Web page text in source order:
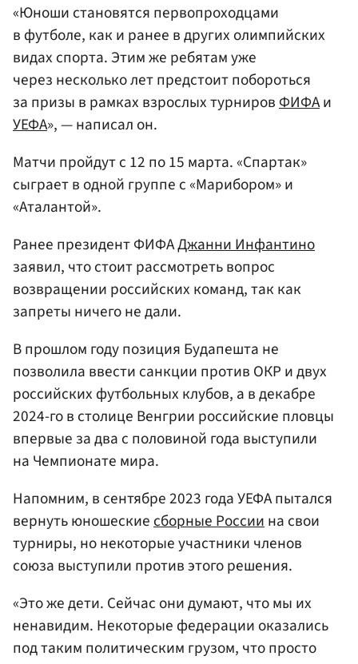
«Юноши становятся первопроходцами
в футболе, как и ранее в других олимпийских
видах спорта. Этим же ребятам уже
через несколько лет предстоит побороться
за призы в рамках взрослых турниров ФИФАи
УЕФА», — написал он.
Матчи пройдут с 12 по 15 марта. «Спартак»
сыграет в одной группе с «Марибором» и
«Аталантой».
Ранее президент ФИФАДжанни Инфантино
заявил, что стоит рассмотреть вопрос
возвращении российских команд, так как
запреты ничего не дали.
В прошлом году позиция Будапешта не
позволила ввести санкции против ОКР и двух
российских футбольных клубов, а в декабре
2024-го в столице Венгрии российские пловцы
впервые за два с половиной года выступили
на Чемпионате мира.
Напомним, в сентябре 2023 года УЕФА пытался
вернуть юношескиесборные Россиина свои
турниры, но некоторые участники членов
союза выступили против этого решения.
«Это же дети. Сейчас они думают, что мы их
ненавидим. Некоторые федерации оказались
под таким политическим грузом, что просто